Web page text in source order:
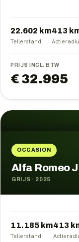
22.602 km
Tellerstand
413
PRIJS INCL. BTW
€ 32.995
OCCASION
Alfa Romeo
GRIJS · 2025
11.185 km
Tellerstand
413